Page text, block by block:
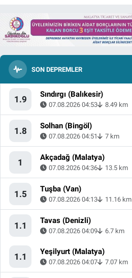
SON DEPREMLER
1.9 Sındırgı (Balıkesir)
07.08.2026 04:53 8.49 km
1.8 Solhan (Bingöl)
07.08.2026 04:51 7 km
1 Akçadağ (Malatya)
07.08.2026 04:36 13.5 km
1.5 Tuşba (Van)
07.08.2026 04:13 11.16 km
1.1 Tavas (Denizli)
07.08.2026 04:09 6.7 km
1.1 Yeşilyurt (Malatya)
07.08.2026 04:07 7.07 km